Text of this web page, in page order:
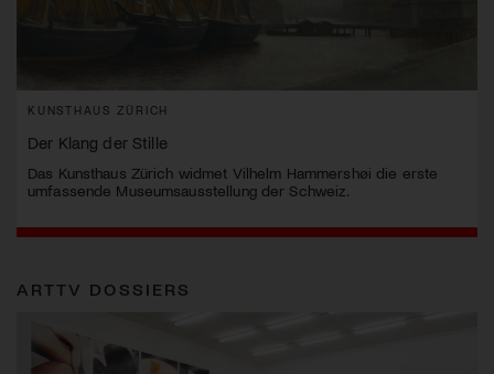
KUNSTHAUS ZÜRICH
Der Klang der Stille
Das Kunsthaus Zürich widmet Vilhelm Hammershøi die erste
umfassende Museumsausstellung der Schweiz.
ARTTV DOSSIERS